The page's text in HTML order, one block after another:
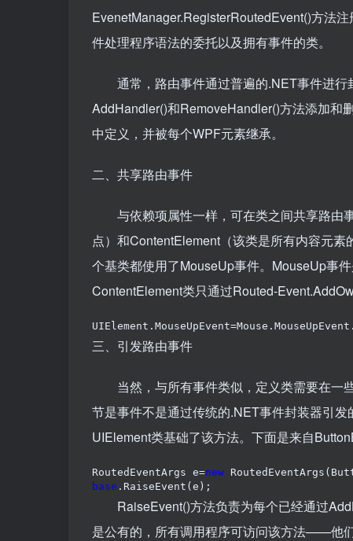
EvenetManager.RegisterRoutedEvent()方法
件处理程序语法的委托以及拥有事件的类。
通常，路由事件通过普遍的.NET事件进行
AddHandler()和RemoveHandler()方法添加和
中定义，并被每个WPF元素继承。
二、共享路由事件
与依赖项属性一样，可在类之间共享路由
点）和ContentElement（该类是所有内容元
个基类都使用了MouseUp事件。MouseUp事
ContentElement类只通过Routed-
三、引发路由事件
当然，与所有事件类似，定义类需要在一
节是事件不是通过传统的.NET事件封装器引
UIElement类基础了该方法。下面是来自
RoutedEventArgs e=new
base .RaiseEvent(e);
RaiseEvent()方法负责为每个已经通过
是公有的，所有调用程序可访问该方法——他